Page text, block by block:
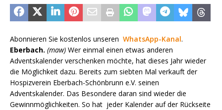
Abonnieren Sie kostenlos unseren WhatsApp-Kanal.
Eberbach. (maw) Wer einmal einen etwas anderen
Adventskalender verschenken möchte, hat dieses Jahr wieder
die Möglichkeit dazu. Bereits zum siebten Mal verkauft der
Hospizverein Eberbach-Schönbrunn e.V. seinen
Adventskalender. Das Besondere daran sind wieder die
Gewinnmöglichkeiten. So hat jeder Kalender auf der Rückseite